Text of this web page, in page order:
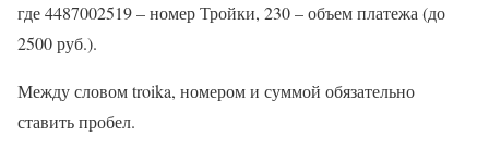
где 4487002519 – номер Тройки, 230 – объем платежа (до
2500 руб.).
Между словом troika, номером и суммой обязательно
ставить пробел.